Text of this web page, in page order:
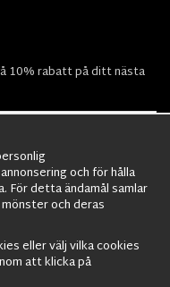
10% rabatt på ditt nästa
kläder,Militärtöverskott,
och för hålla
För detta ändamål samlar
och deras
eller välj vilka cookies
att klicka på